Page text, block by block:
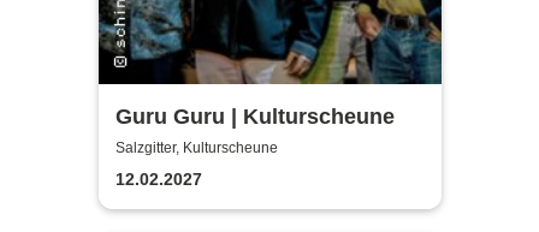
Guru Guru | Kulturscheune
Salzgitter, Kulturscheune
12.02.2027